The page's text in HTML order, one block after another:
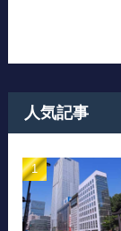
人気記事